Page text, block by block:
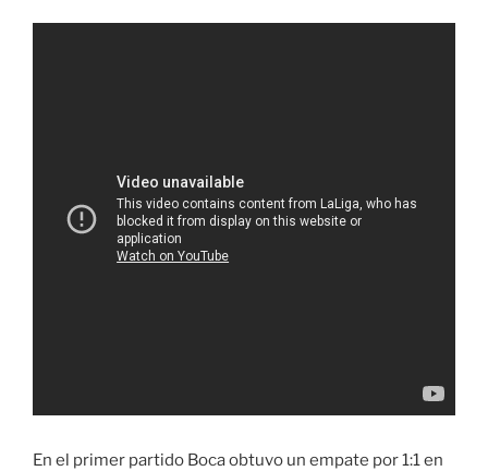
En el primer partido Boca obtuvo un empate por 1:1 en